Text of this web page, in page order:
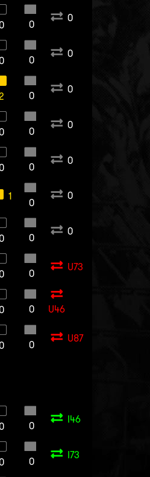
0
0
0
0
0
0
0
0
0
0
1
0
0
0
0
0
U73
0 U46
0
U87
0
I46
0
I73